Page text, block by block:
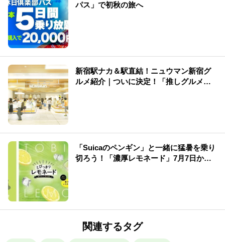
パス」で初秋の旅へ
新宿駅ナカ＆駅直結！ニュウマン新宿グ
ルメ紹介｜ついに決定！「推しグルメ総
「Suicaのペンギン」と一緒に猛暑を乗り
切ろう！「濃厚レモネード」7月7日から
関連するタグ